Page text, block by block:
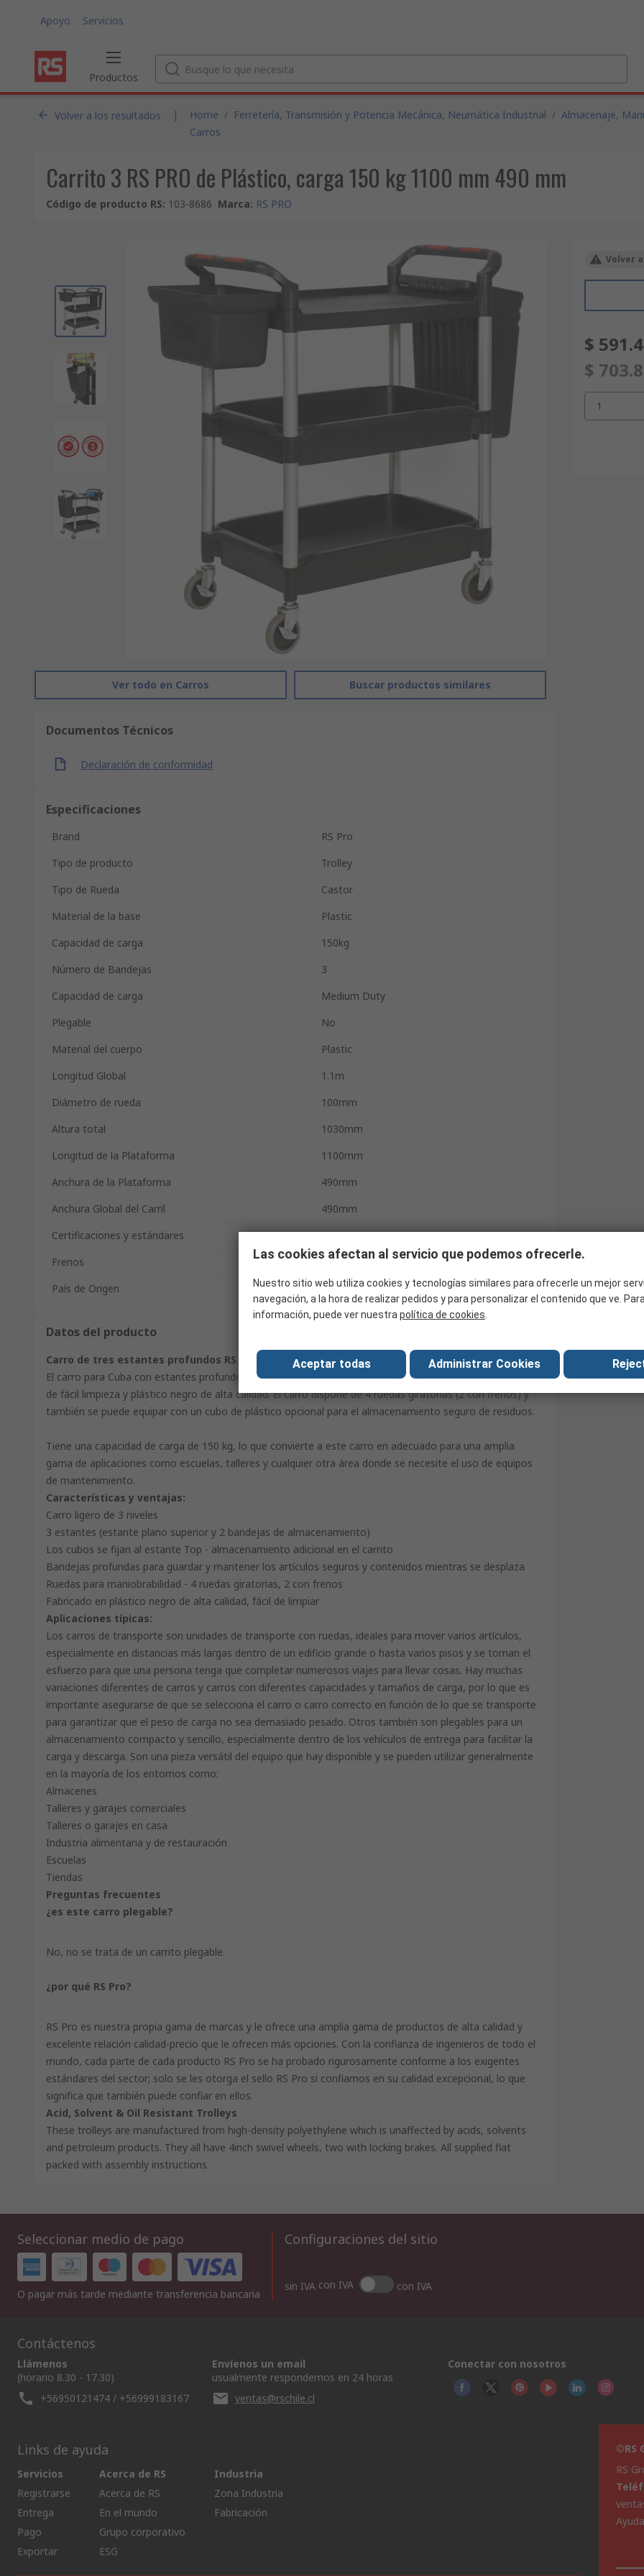
Apoyo Servicios
Productos
Volver a los resultados | Home / Ferretería, Transmisión y Potencia Mecánica, Neumática Industrial / Almacenaje,
Carros
Carrito 3 RS PRO de Plástico, carga 150 kg 1100 mm 490 mm
Código de producto RS: 103-8686 Marca: RS PRO
Ver todo en Carros Buscar productos similares
Documentos Técnicos
Declaración de conformidad
Especificaciones
Brand
RS Pro
Tipo de producto
Trolley
Tipo de Rueda
Castor
Material de la base
Plastic
Capacidad de carga
150kg
Número de Bandejas
3
Capacidad de carga
Medium Duty
Plegable
No
Material del cuerpo
Plastic
Longitud Global
1.1m
Diámetro de rueda
100mm
Altura total
1030mm
Longitud de la Plataforma
1100mm
Anchura de la Plataforma
490mm
Anchura Global del Carril
490mm
Certificaciones y estándares
DIN EN ISO 6789-2:2017
Frenos
Yes
País de Origen
China
Datos del producto
Carro de tres estantes profundos RS Pro
El carro para Cuba con estantes profundos profesional RS Pro está fabricado con montantes de aluminio
de fácil limpieza y plástico negro de alta calidad. El carro dispone de 4 ruedas giratorias (2 con frenos) y
también se puede equipar con un cubo de plástico opcional para el almacenamiento seguro de residuos.
Tiene una capacidad de carga de 150 kg, lo que convierte a este carro en adecuado para una amplia
gama de aplicaciones como escuelas, talleres y cualquier otra área donde se necesite el uso de equipos
de mantenimiento.
Características y ventajas:
Carro ligero de 3 niveles
3 estantes (estante plano superior y 2 bandejas de almacenamiento)
Los cubos se fijan al estante Top - almacenamiento adicional en el carrito
Bandejas profundas para guardar y mantener los artículos seguros y contenidos mientras se desplaza
Ruedas para maniobrabilidad - 4 ruedas giratorias, 2 con frenos
Fabricado en plástico negro de alta calidad, fácil de limpiar
Aplicaciones típicas:
Los carros de transporte son unidades de transporte con ruedas, ideales para mover varios artículos,
especialmente en distancias más largas dentro de un edificio grande o hasta varios pisos y se toman el
esfuerzo para que una persona tenga que completar numerosos viajes para llevar cosas. Hay muchas
variaciones diferentes de carros y carros con diferentes capacidades y tamaños de carga, por lo que es
importante asegurarse de que se selecciona el carro o carro correcto en función de lo que se transporte
para garantizar que el peso de carga no sea demasiado pesado. Otros también son plegables para un
almacenamiento compacto y sencillo, especialmente dentro de los vehículos de entrega para facilitar la
carga y descarga. Son una pieza versátil del equipo que hay disponible y se pueden utilizar generalmente
en la mayoría de los entornos como:
Almacenes
Talleres y garajes comerciales
Talleres o garajes en casa
Industria alimentaria y de restauración
Escuelas
Tiendas
Preguntas frecuentes
¿es este carro plegable?
No, no se trata de un carrito plegable.
¿por qué RS Pro?
RS Pro es nuestra propia gama de marcas y le ofrece una amplia gama de productos de alta calidad y
excelente relación calidad-precio que le ofrecen más opciones. Con la confianza de ingenieros de todo el
mundo, cada parte de cada producto RS Pro se ha probado rigurosamente conforme a los exigentes
estándares del sector; solo se les otorga el sello RS Pro si confiamos en su calidad excepcional, lo que
significa que también puede confiar en ellos.
Acid, Solvent & Oil Resistant Trolleys
These trolleys are manufactured from high-density polyethylene which is unaffected by acids, solvents
and petroleum products. They all have 4inch swivel wheels, two with locking brakes. All supplied flat
packed with assembly instructions.
Volver
$
$
1
Seleccionar medio de pago
O pagar más tarde mediante transferencia bancaria
Configuraciones del sitio
sin IVA con IVA con IVA
Contáctenos
Llámenos
(horario 8.30 - 17.30)
+56950121474 / +56999183167
Envíenos un email
usualmente respondemos en 24 horas
ventas@rschile.cl
Conectar con nosotros
Links de ayuda
Servicios
Registrarse
Entrega
Pago
Exportar
Acerca de RS
Acerca de RS
En el mundo
Grupo corporativo
ESG
Industria
Zona Industria
Fabricación
©RS
RS
Ayuda
Las cookies afectan al servicio que podemos ofrecerle.
Nuestro sitio web utiliza cookies y tecnologías similares para ofrecerle un mejor
navegación, a la hora de realizar pedidos y para personalizar el contenido que ve.
información, puede ver nuestra política de cookies
Aceptar todas Administrar Cookies